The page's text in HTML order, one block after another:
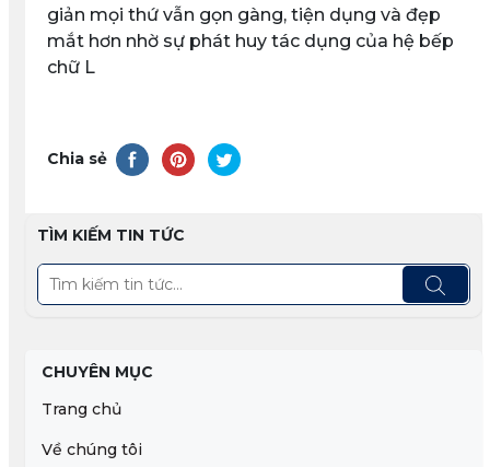
giản mọi thứ vẫn gọn gàng, tiện dụng và đẹp
mắt hơn nhờ sự phát huy tác dụng của hệ bếp
chữ L
Chia sẻ
TÌM KIẾM TIN TỨC
CHUYÊN MỤC
Trang chủ
Về chúng tôi